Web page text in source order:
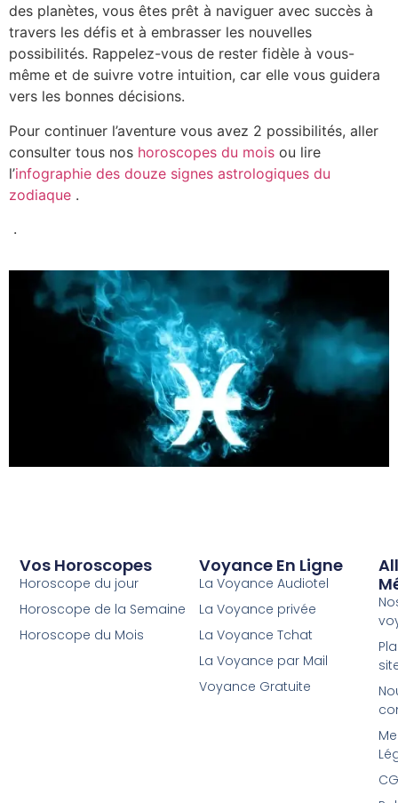
des planètes, vous êtes prêt à naviguer avec succès à
travers les défis et à embrasser les nouvelles
possibilités. Rappelez-vous de rester fidèle à vous-
même et de suivre votre intuition, car elle vous guidera
vers les bonnes décisions.
Pour continuer l’aventure vous avez 2 possibilités, aller
consulter tous nos horoscopes du mois ou lire
l’infographie des douze signes astrologiques du
zodiaque .
.
Voyance En Ligne
La Voyance Audiotel
La Voyance privée
La Voyance Tchat
La Voyance par Mail
Voyance Gratuite
Vos Horoscopes
Horoscope du jour
Horoscope de la Semaine
Horoscope du Mois